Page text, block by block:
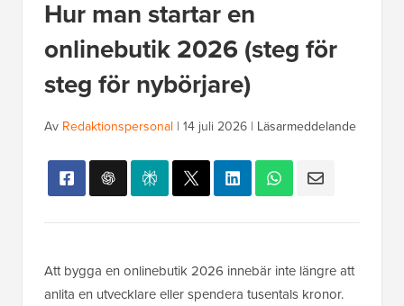
Hur man startar en
onlinebutik 2026 (steg för
steg för nybörjare)
Av Redaktionspersonal | 14 juli 2026 | Läsarmeddelande
Att bygga en onlinebutik 2026 innebär inte längre att
anlita en utvecklare eller spendera tusentals kronor.